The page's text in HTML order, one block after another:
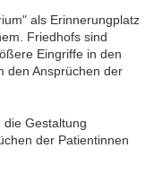
als Erinnerungplatz
Friedhofs sind
Eingriffe in den
den Ansprüchen der
die Gestaltung
der Patientinnen